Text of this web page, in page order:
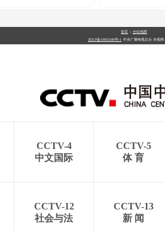
首页 全站地图
京ICP备10003349号-1 中央广播电视总台 央视网
CCTV-4
中文国际
CCTV-5
体 育
CCTV-12
社会与法
CCTV-13
新 闻